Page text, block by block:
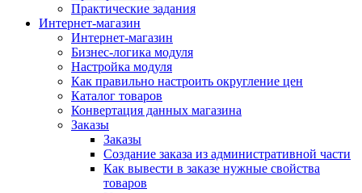
Практические задания
Интернет-магазин
Интернет-магазин
Бизнес-логика модуля
Настройка модуля
Как правильно настроить округление цен
Каталог товаров
Конвертация данных магазина
Заказы
Заказы
Создание заказа из административной части
Как вывести в заказе нужные свойства
товаров